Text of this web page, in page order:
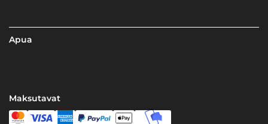
Apua
Maksutavat